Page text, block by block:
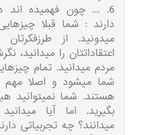
6. ... چون فهمیده
دارند : شما قبلا
میدونید. از
اعتقاداتتان را میدانید،
مردم میدانید. تمام
شما میشود و اصلا مهم
هستند. شما نمیتوانید
بگیرید. اما آیا
میدانند؟ چه تجربیاتی